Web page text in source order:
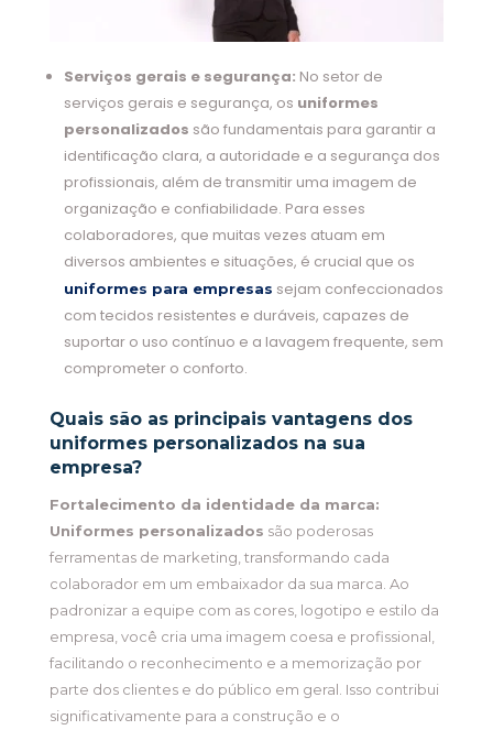
Serviços gerais e segurança: No setor de
serviços gerais e segurança, os uniformes
personalizados são fundamentais para garantir a
identificação clara, a autoridade e a segurança dos
profissionais, além de transmitir uma imagem de
organização e confiabilidade. Para esses
colaboradores, que muitas vezes atuam em
diversos ambientes e situações, é crucial que os
uniformes para empresas sejam confeccionados
com tecidos resistentes e duráveis, capazes de
suportar o uso contínuo e a lavagem frequente, sem
comprometer o conforto.
Quais são as principais vantagens dos
uniformes personalizados na sua
empresa?
Fortalecimento da identidade da marca:
Uniformes personalizados são poderosas
ferramentas de marketing, transformando cada
colaborador em um embaixador da sua marca. Ao
padronizar a equipe com as cores, logotipo e estilo da
empresa, você cria uma imagem coesa e profissional,
facilitando o reconhecimento e a memorização por
parte dos clientes e do público em geral. Isso contribui
significativamente para a construção e o